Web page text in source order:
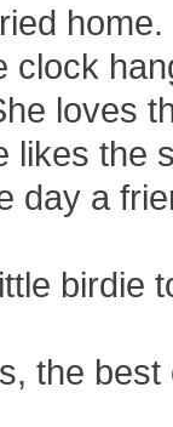
home.
clock
loves
likes the
day a
birdie
the